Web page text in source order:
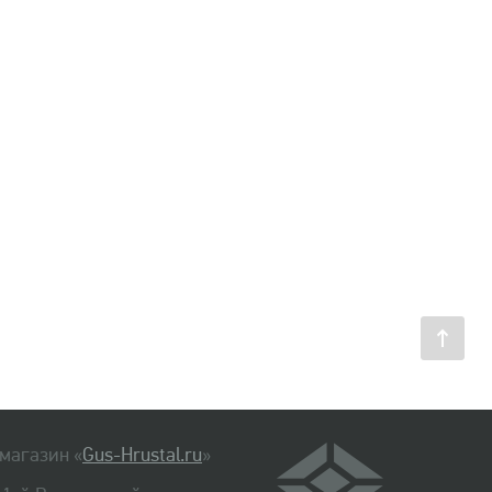
«Gus-Hrustal.ru»